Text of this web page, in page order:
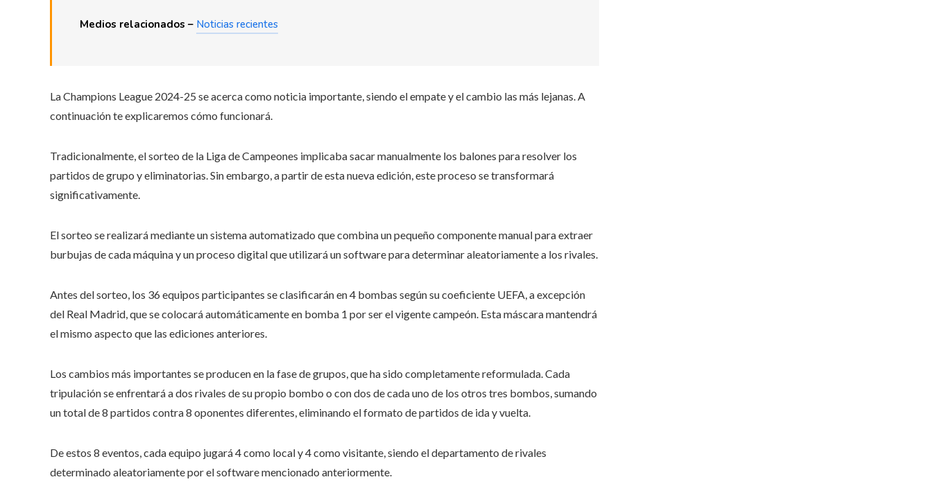
Medios relacionados – Noticias recientes
La Champions League 2024-25 se acerca como noticia importante, siendo el empate y el cambio las más lejanas. A
continuación te explicaremos cómo funcionará.
Tradicionalmente, el sorteo de la Liga de Campeones implicaba sacar manualmente los balones para resolver los
partidos de grupo y eliminatorias. Sin embargo, a partir de esta nueva edición, este proceso se transformará
significativamente.
El sorteo se realizará mediante un sistema automatizado que combina un pequeño componente manual para extraer
burbujas de cada máquina y un proceso digital que utilizará un software para determinar aleatoriamente a los rivales.
Antes del sorteo, los 36 equipos participantes se clasificarán en 4 bombas según su coeficiente UEFA, a excepción
del Real Madrid, que se colocará automáticamente en bomba 1 por ser el vigente campeón. Esta máscara mantendrá
el mismo aspecto que las ediciones anteriores.
Los cambios más importantes se producen en la fase de grupos, que ha sido completamente reformulada. Cada
tripulación se enfrentará a dos rivales de su propio bombo o con dos de cada uno de los otros tres bombos, sumando
un total de 8 partidos contra 8 oponentes diferentes, eliminando el formato de partidos de ida y vuelta.
De estos 8 eventos, cada equipo jugará 4 como local y 4 como visitante, siendo el departamento de rivales
determinado aleatoriamente por el software mencionado anteriormente.